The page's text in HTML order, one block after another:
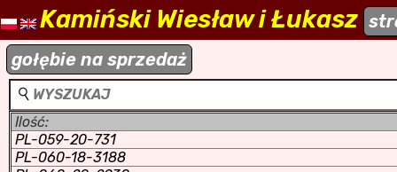
naszehodowle.pl
Kamiński Wiesław i Łukasz
gołębie na sprzedaż
Ilość:
PL-059-20-731
PL-060-18-3188